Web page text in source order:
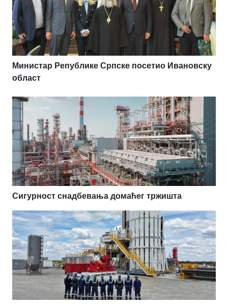
Министар Републике Српске посетио Ивановску
област
Сигурност снадбевања домаћег тржишта